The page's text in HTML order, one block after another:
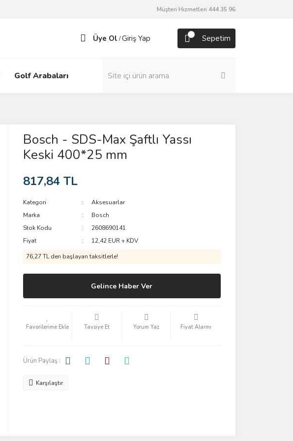
Müşteri Hizmetleri 444 35 96
Üye Ol /Giriş Yap Sepetim
Golf Arabaları
Bosch - SDS-Max Şaftlı Yassı
Keski 400*25 mm
817,84 TL
Kategori
Aksesuarlar
Marka
Bosch
Stok Kodu
2608690141
Fiyat
12,42 EUR + KDV
76,27 TL den başlayan taksitlerle!
Gelince Haber Ver
Tavsiye Et Yorum Yaz Fiyat Alarmı
Ürün Paylaş :
Karşılaştır